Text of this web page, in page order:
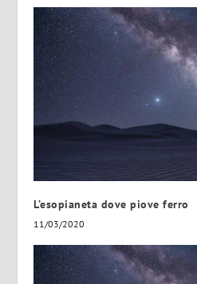
L’esopianeta dove piove ferro
11/03/2020